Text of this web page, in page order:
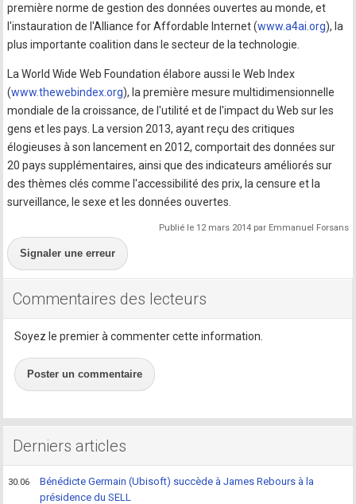
première norme de gestion des données ouvertes au monde, et
l'instauration de l'Alliance for Affordable Internet (www.a4ai.org), la
plus importante coalition dans le secteur de la technologie.
La World Wide Web Foundation élabore aussi le Web Index
(www.thewebindex.org), la première mesure multidimensionnelle
mondiale de la croissance, de l'utilité et de l'impact du Web sur les
gens et les pays. La version 2013, ayant reçu des critiques
élogieuses à son lancement en 2012, comportait des données sur
20 pays supplémentaires, ainsi que des indicateurs améliorés sur
des thèmes clés comme l'accessibilité des prix, la censure et la
surveillance, le sexe et les données ouvertes.
Publié le 12 mars 2014 par Emmanuel Forsans
Signaler une erreur
Commentaires des lecteurs
Soyez le premier à commenter cette information.
Poster un commentaire
Derniers articles
30.06
Bénédicte Germain (Ubisoft) succède à James Rebours à la
présidence du SELL